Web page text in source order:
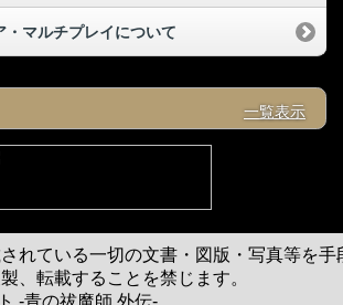
・マルチプレイについて
一覧表示
れている一切の文書・図版・写真等を手
、転載することを禁じます。
-青の祓魔師 外伝-